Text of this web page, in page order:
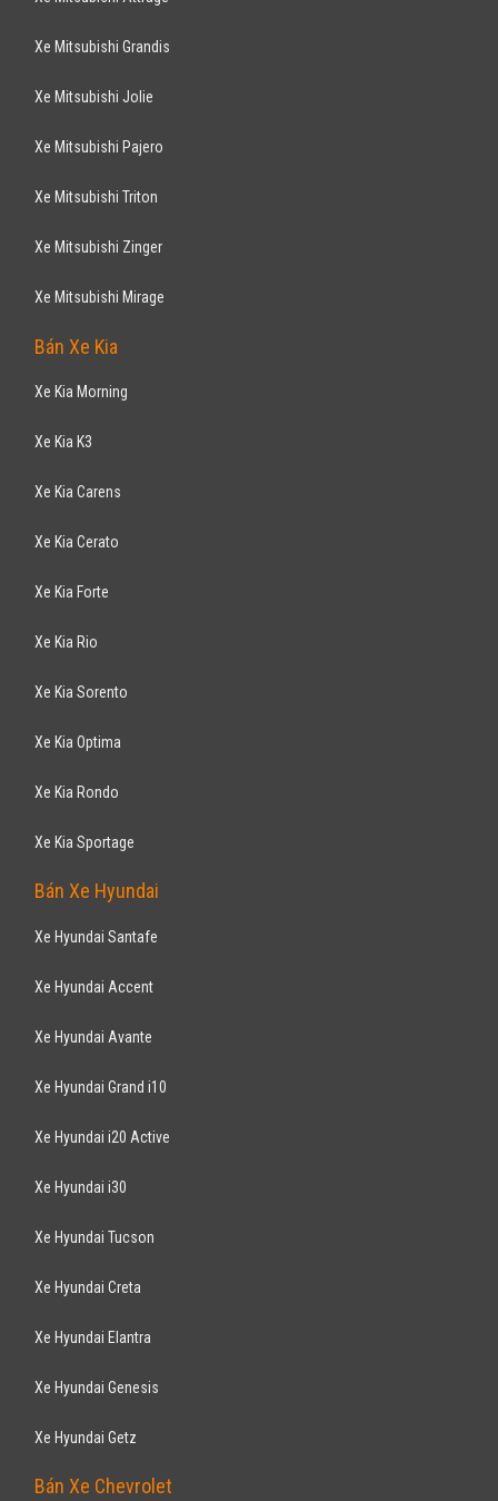
Xe Mitsubishi Grandis
Xe Mitsubishi Jolie
Xe Mitsubishi Pajero
Xe Mitsubishi Triton
Xe Mitsubishi Zinger
Xe Mitsubishi Mirage
Bán Xe Kia
Xe Kia Morning
Xe Kia K3
Xe Kia Carens
Xe Kia Cerato
Xe Kia Forte
Xe Kia Rio
Xe Kia Sorento
Xe Kia Optima
Xe Kia Rondo
Xe Kia Sportage
Bán Xe Hyundai
Xe Hyundai Santafe
Xe Hyundai Accent
Xe Hyundai Avante
Xe Hyundai Grand i10
Xe Hyundai i20 Active
Xe Hyundai i30
Xe Hyundai Tucson
Xe Hyundai Creta
Xe Hyundai Elantra
Xe Hyundai Genesis
Xe Hyundai Getz
Bán Xe Chevrolet